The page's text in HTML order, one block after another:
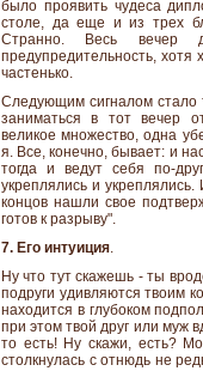
было проявить чудеса
столе, да еще и из трех
Странно. Весь вечер
предупредительность, хотя
частенько.
Следующим сигналом стало
заниматься в тот вечер
великое множество, одна
я. Все, конечно, бывает: и
тогда и ведут себя по-
укреплялись и укреплялись.
концов нашли свое
готов к разрыву".
7. Его интуиция.
Ну что тут скажешь - ты
подруги удивляются твоим
находится в глубоком
при этом твой друг или муж
то есть! Ну скажи, есть?
столкнулась с отнюдь не